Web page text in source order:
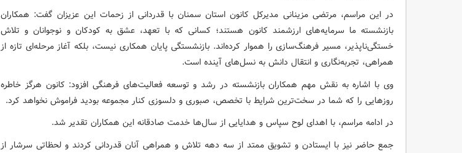
در این مراسم، مرتضی مزینانی مدیرکل کانون استان سمنان با قدردانی از زحمات این عزیزان گفت: همکاران
بازنشسته ما سرمایه‌های ارزشمند کانون هستند؛ کسانی که با تعهد، عشق به کودکان و نوجوانان و تلاش
خستگی‌ناپذیر، مسیر فرهنگ‌سازی را هموار کرده‌اند. بازنشستگی پایان همکاری نیست، بلکه آغاز مرحله‌ای تازه از
همراهی، تجربه‌نگاری و انتقال دانش به نسل‌های آینده است.
وی با اشاره به نقش مهم همکاران بازنشسته در رشد و توسعه فعالیت‌های فرهنگی افزود: کانون هرگز خاطره
روزهایی را که شما در سخت‌ترین شرایط با تخصص، صبوری و دلسوزی کنار مجموعه بودید فراموش نخواهد کرد.
در ادامه مراسم، با اهدای لوح سپاس و هدایایی از سال‌ها خدمت صادقانه این همکاران تقدیر شد.
جمع حاضر نیز با ایستادن و تشویق ممتد از سه دهه تلاش و همراهی آنان قدردانی کردند و لحظاتی سرشار از